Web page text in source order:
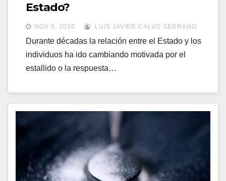
Estado?
NOV 9, 2020 LUIS JAVIER CALVO SERRANO
Durante décadas la relación entre el Estado y los
individuos ha ido cambiando motivada por el
estallido o la respuesta…